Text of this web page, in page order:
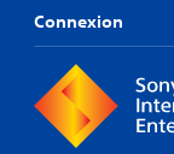
Connexion